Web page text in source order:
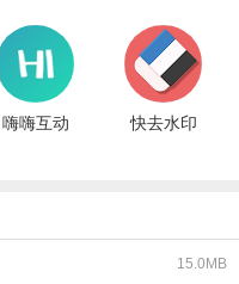
嗨嗨互动 快去水印
15.0MB